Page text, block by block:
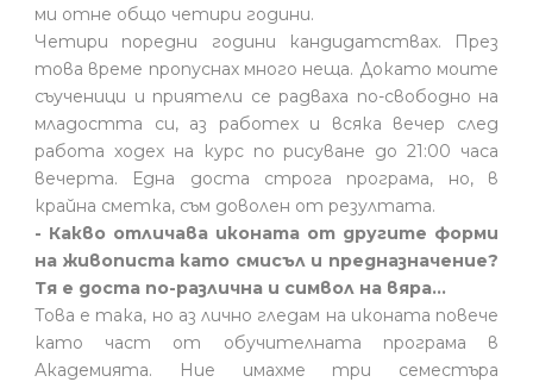
ми отне общо четири години.
Четири поредни години кандидатствах. През
това време пропуснах много неща. Докато моите
съученици и приятели се радваха по-свободно на
младостта си, аз работех и всяка вечер след
работа ходех на курс по рисуване до 21:00 часа
вечерта. Една доста строга програма, но, в
крайна сметка, съм доволен от резултата.
- Какво отличава иконата от другите форми
на живописта като смисъл и предназначение?
Тя е доста по-различна и символ на вяра...
Това е така, но аз лично гледам на иконата повече
като част от обучителната програма в
Академията. Ние имахме три семестъра